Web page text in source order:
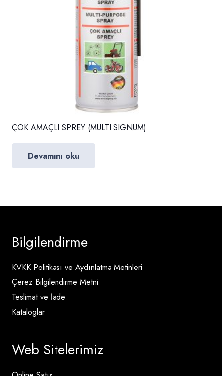
ÇOK AMAÇLI SPREY (MULTI SIGNUM)
Devamını oku
Bilgilendirme
KVKK Politikası ve Aydınlatma Metinleri
Çerez Bilgilendirme Metni
Teslimat ve İade
Kataloglar
Web Sitelerimiz